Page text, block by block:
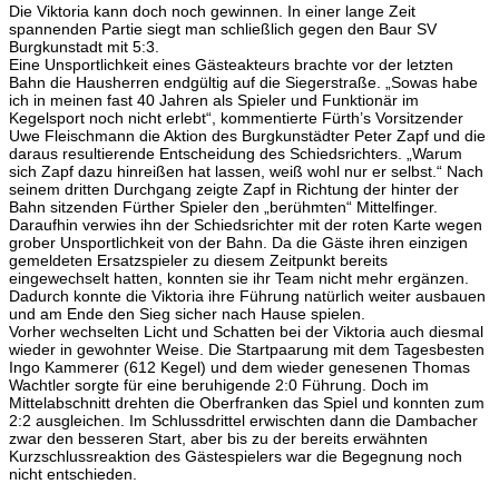
Die Viktoria kann doch noch gewinnen. In einer lange Zeit
spannenden Partie siegt man schließlich gegen den Baur SV
Burgkunstadt mit 5:3.
Eine Unsportlichkeit eines Gästeakteurs brachte vor der letzten
Bahn die Hausherren endgültig auf die Siegerstraße. „Sowas habe
ich in meinen fast 40 Jahren als Spieler und Funktionär im
Kegelsport noch nicht erlebt“, kommentierte Fürth’s Vorsitzender
Uwe Fleischmann die Aktion des Burgkunstädter Peter Zapf und die
daraus resultierende Entscheidung des Schiedsrichters. „Warum
sich Zapf dazu hinreißen hat lassen, weiß wohl nur er selbst.“ Nach
seinem dritten Durchgang zeigte Zapf in Richtung der hinter der
Bahn sitzenden Fürther Spieler den „berühmten“ Mittelfinger.
Daraufhin verwies ihn der Schiedsrichter mit der roten Karte wegen
grober Unsportlichkeit von der Bahn. Da die Gäste ihren einzigen
gemeldeten Ersatzspieler zu diesem Zeitpunkt bereits
eingewechselt hatten, konnten sie ihr Team nicht mehr ergänzen.
Dadurch konnte die Viktoria ihre Führung natürlich weiter ausbauen
und am Ende den Sieg sicher nach Hause spielen.
Vorher wechselten Licht und Schatten bei der Viktoria auch diesmal
wieder in gewohnter Weise. Die Startpaarung mit dem Tagesbesten
Ingo Kammerer (612 Kegel) und dem wieder genesenen Thomas
Wachtler sorgte für eine beruhigende 2:0 Führung. Doch im
Mittelabschnitt drehten die Oberfranken das Spiel und konnten zum
2:2 ausgleichen. Im Schlussdrittel erwischten dann die Dambacher
zwar den besseren Start, aber bis zu der bereits erwähnten
Kurzschlussreaktion des Gästespielers war die Begegnung noch
nicht entschieden.